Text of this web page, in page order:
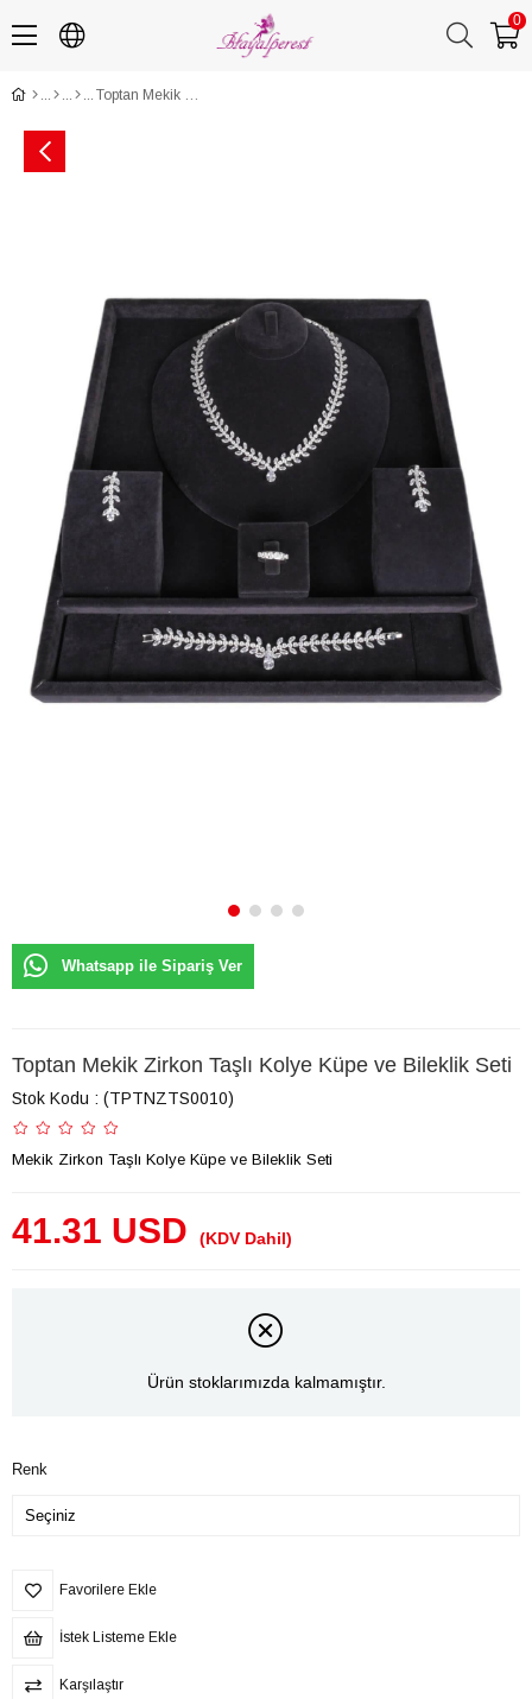
0
Toptan Mekik Zirkon Taşlı Kolye Küpe ve Bileklik Seti
Whatsapp ile Sipariş Ver
Toptan Mekik Zirkon Taşlı Kolye Küpe ve Bileklik Seti
Stok Kodu (TPTNZTS0010)
Mekik Zirkon Taşlı Kolye Küpe ve Bileklik Seti
41.31 USD (KDV Dahil)
Ürün stoklarımızda kalmamıştır.
Renk
Favorilere Ekle
İstek Listeme Ekle
Karşılaştır